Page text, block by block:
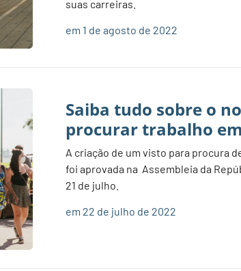
suas carreiras.
em 1 de agosto de 2022
Saiba tudo sobre o
procurar trabalho
A criação de um visto para procura
foi aprovada na Assembleia da
21 de julho.
em 22 de julho de 2022